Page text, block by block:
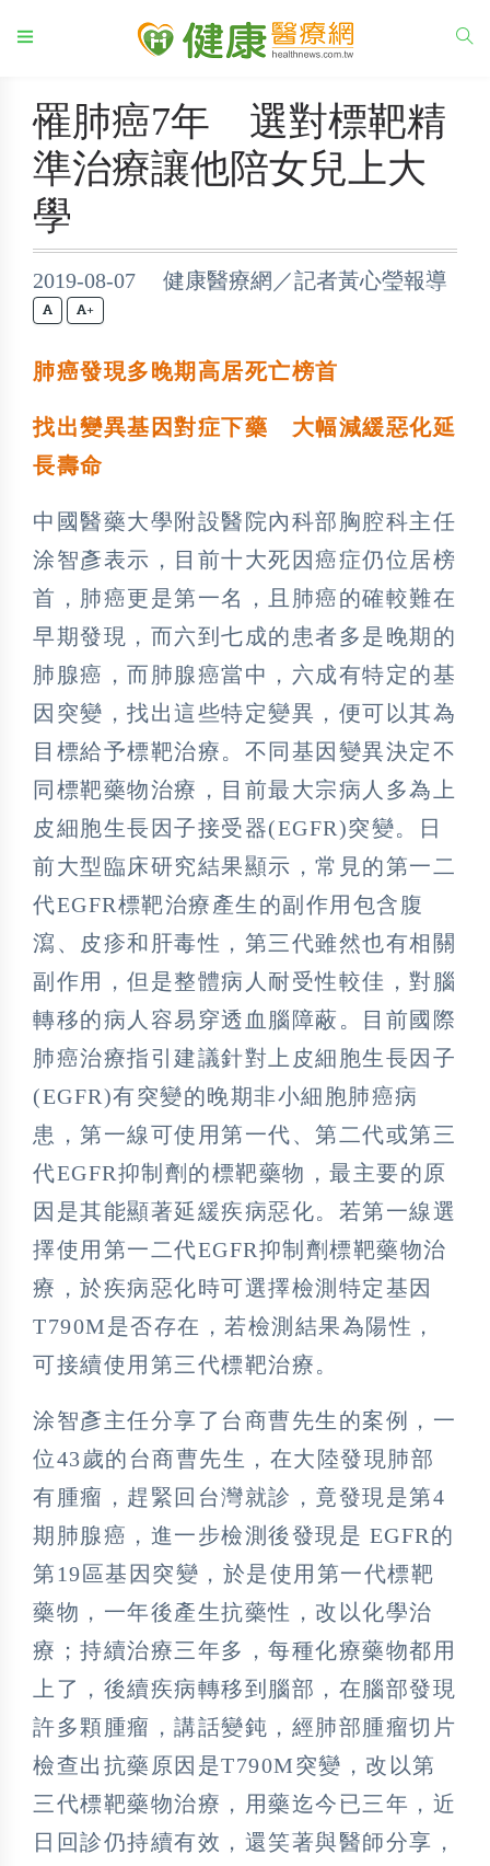
罹肺癌7年 選對標靶精
準治療讓他陪女兒上大
學
2019-08-07 健康醫療網／記者黃心瑩報導
+
肺癌發現多晚期高居死亡榜首
找出變異基因對症下藥 大幅減緩惡化延
長壽命
中國醫藥大學附設醫院內科部胸腔科主任
涂智彥表示，目前十大死因癌症仍位居榜
首，肺癌更是第一名，且肺癌的確較難在
早期發現，而六到七成的患者多是晚期的
肺腺癌，而肺腺癌當中，六成有特定的基
因突變，找出這些特定變異，便可以其為
目標給予標靶治療。不同基因變異決定不
同標靶藥物治療，目前最大宗病人多為上
皮細胞生長因子接受器(EGFR)突變。日
前大型臨床研究結果顯示，常見的第一二
代EGFR標靶治療產生的副作用包含腹
瀉、皮疹和肝毒性，第三代雖然也有相關
副作用，但是整體病人耐受性較佳，對腦
轉移的病人容易穿透血腦障蔽。目前國際
肺癌治療指引建議針對上皮細胞生長因子
(EGFR)有突變的晚期非小細胞肺癌病
患，第一線可使用第一代、第二代或第三
代EGFR抑制劑的標靶藥物，最主要的原
因是其能顯著延緩疾病惡化。若第一線選
擇使用第一二代EGFR抑制劑標靶藥物治
療，於疾病惡化時可選擇檢測特定基因
T790M是否存在，若檢測結果為陽性，
可接續使用第三代標靶治療。
涂智彥主任分享了台商曹先生的案例，一
位43歲的台商曹先生，在大陸發現肺部
有腫瘤，趕緊回台灣就診，竟發現是第4
期肺腺癌，進一步檢測後發現是 EGFR的
第19區基因突變，於是使用第一代標靶
藥物，一年後產生抗藥性，改以化學治
療；持續治療三年多，每種化療藥物都用
上了，後續疾病轉移到腦部，在腦部發現
許多顆腫瘤，講話變鈍，經肺部腫瘤切片
檢查出抗藥原因是T790M突變，改以第
三代標靶藥物治療，用藥迄今已三年，近
日回診仍持續有效，還笑著與醫師分享，